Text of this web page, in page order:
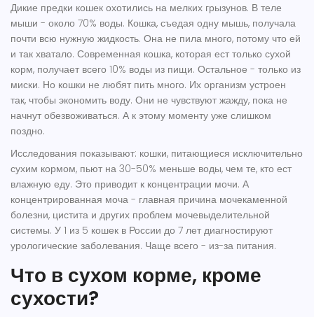
Дикие предки кошек охотились на мелких грызунов. В теле
мыши - около 70% воды. Кошка, съедая одну мышь, получала
почти всю нужную жидкость. Она не пила много, потому что ей
и так хватало. Современная кошка, которая ест только сухой
корм, получает всего 10% воды из пищи. Остальное - только из
миски. Но кошки не любят пить много. Их организм устроен
так, чтобы экономить воду. Они не чувствуют жажду, пока не
начнут обезвоживаться. А к этому моменту уже слишком
поздно.
Исследования показывают: кошки, питающиеся исключительно
сухим кормом, пьют на 30-50% меньше воды, чем те, кто ест
влажную еду. Это приводит к концентрации мочи. А
концентрированная моча - главная причина мочекаменной
болезни, цистита и других проблем мочевыделительной
системы. У 1 из 5 кошек в России до 7 лет диагностируют
урологические заболевания. Чаще всего - из-за питания.
Что в сухом корме, кроме
сухости?